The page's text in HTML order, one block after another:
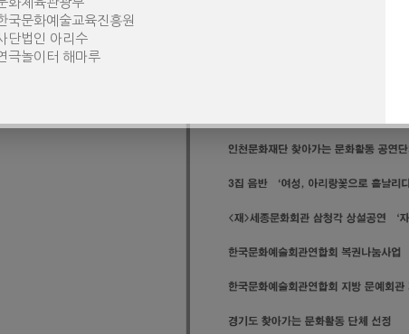
국문화예술교육진흥원
단법인 아리수
극놀이터 해마루